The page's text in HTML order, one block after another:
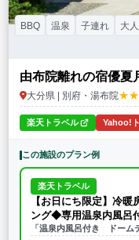
由布院離れの宿優夏
大分県 | 別府・湯布院
BBQ 温泉 子連れ 大
楽天トラベル Yahoo!
この施設のプラン例
楽天トラベル
【お日にち限定】冷
ング◆専用温泉内風呂
＞
「温泉内風呂付き ドー